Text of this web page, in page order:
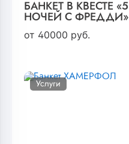
БАНКЕТ В КВЕСТЕ «5
НОЧЕЙ С ФРЕДДИ»
от 40000 руб.
Услуги